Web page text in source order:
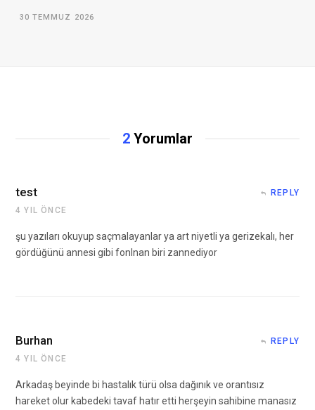
30 TEMMUZ 2026
2 Yorumlar
test
4 YIL ÖNCE
REPLY
şu yazıları okuyup saçmalayanlar ya art niyetli ya gerizekalı, her
gördüğünü annesi gibi fonlnan biri zannediyor
Burhan
4 YIL ÖNCE
REPLY
Arkadaş beyinde bi hastalık türü olsa dağınık ve orantısız
hareket olur kabedeki tavaf hatır etti herşeyin sahibine manasız